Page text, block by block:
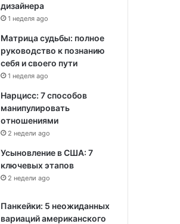
дизайнера
1 неделя ago
Матрица судьбы: полное
руководство к познанию
себя и своего пути
1 неделя ago
Нарцисс: 7 способов
манипулировать
отношениями
2 недели ago
Усыновление в США: 7
ключевых этапов
2 недели ago
Панкейки: 5 неожиданных
вариаций американского